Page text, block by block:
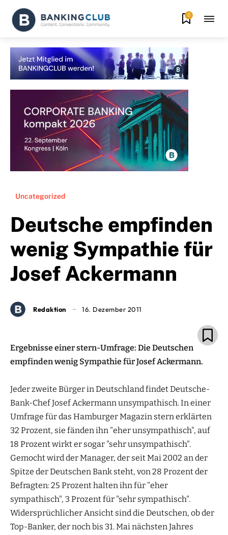
0
Uncategorized
Deutsche empfinden
wenig Sympathie für
Josef Ackermann
Redaktion 16. Dezember 2011
Ergebnisse einer stern-Umfrage: Die Deutschen
empfinden wenig Sympathie für Josef Ackermann.
Jeder zweite Bürger in Deutschland findet Deutsche-
Bank-Chef Josef Ackermann unsympathisch. In einer
Umfrage für das Hamburger Magazin stern erklärten
32 Prozent, sie fänden ihn "eher unsympathisch", auf
18 Prozent wirkt er sogar "sehr unsympathisch".
Gemocht wird der Manager, der seit Mai 2002 an der
Spitze der Deutschen Bank steht, von 28 Prozent der
Befragten: 25 Prozent halten ihn für "eher
sympathisch", 3 Prozent für "sehr sympathisch".
Widersprüchlicher Ansicht sind die Deutschen, ob der
Top-Banker, der noch bis 31. Mai nächsten Jahres